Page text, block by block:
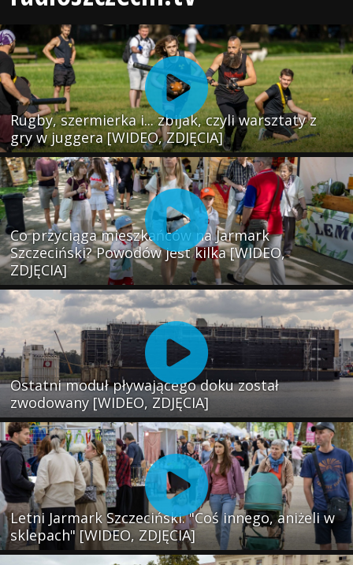
Rugby, szermierka i... zbijak, czyli warsztaty z
gry w juggera [WIDEO, ZDJĘCIA]
Co przyciąga mieszkańców na Jarmark
Szczeciński? Powodów jest kilka [WIDEO,
ZDJĘCIA]
Ostatni moduł pływającego doku został
zwodowany [WIDEO, ZDJĘCIA]
Letni Jarmark Szczeciński. "Coś innego, aniżeli w
sklepach" [WIDEO, ZDJĘCIA]